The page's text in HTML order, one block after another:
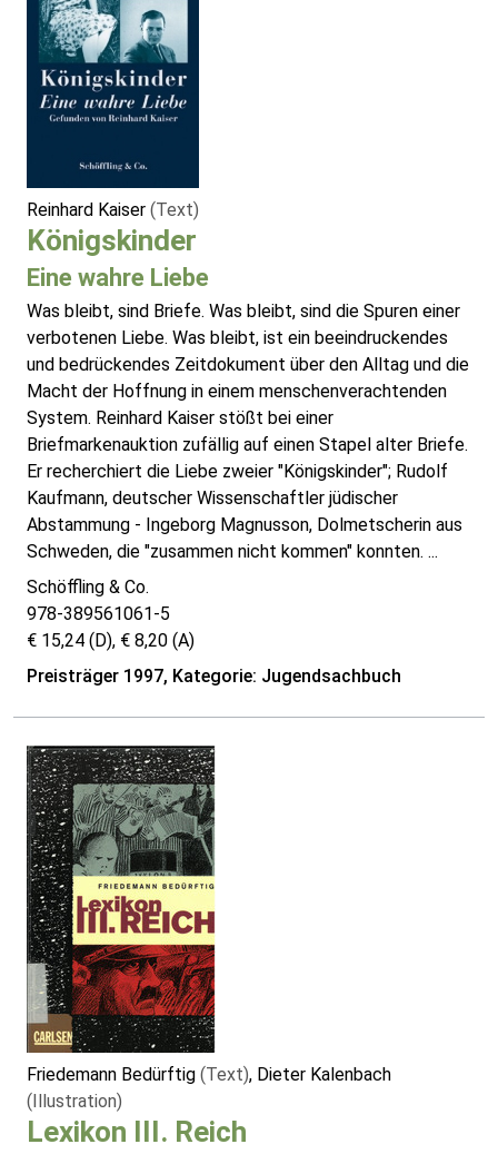
Reinhard Kaiser (Text)
Königskinder
Eine wahre Liebe
Was bleibt, sind Briefe. Was bleibt, sind die Spuren einer
verbotenen Liebe. Was bleibt, ist ein beeindruckendes
und bedrückendes Zeitdokument über den Alltag und die
Macht der Hoffnung in einem menschenverachtenden
System. Reinhard Kaiser stößt bei einer
Briefmarkenauktion zufällig auf einen Stapel alter Briefe.
Er recherchiert die Liebe zweier "Königskinder"; Rudolf
Kaufmann, deutscher Wissenschaftler jüdischer
Abstammung - Ingeborg Magnusson, Dolmetscherin aus
Schweden, die "zusammen nicht kommen" konnten. ...
Schöffling & Co.
978-389561061-5
€ 15,24 (D), € 8,20 (A)
Preisträger 1997, Kategorie: Jugendsachbuch
Friedemann Bedürftig (Text), Dieter Kalenbach
(Illustration)
Lexikon III. Reich